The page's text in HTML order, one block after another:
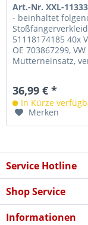
Art.-Nr. XXL-
- beinhaltet
51118174185 40x
OE 703867299,
Mutterneinsatz,
36,99 € *
In Kürze
Merken
Service Hotline
Shop Service
Informationen